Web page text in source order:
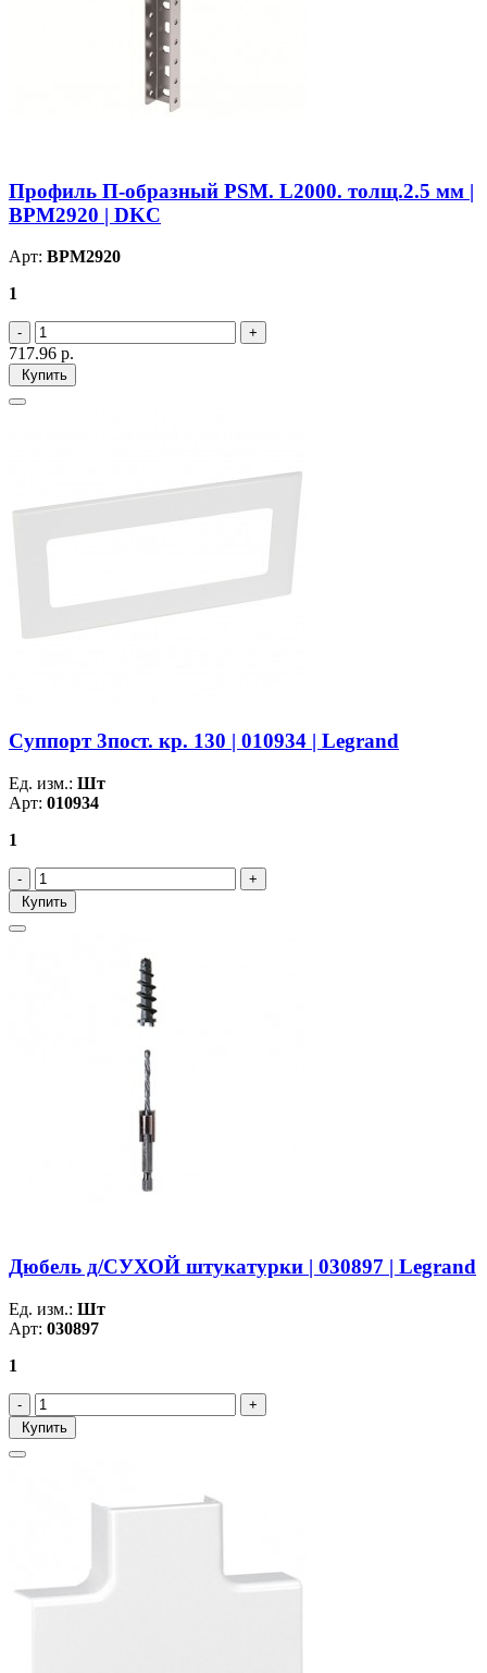
Профиль П-образный PSM. L2000. толщ.2.5 мм |
BPM2920 | DKC
Арт: BPM2920
1
717.96 р.
Купить
Суппорт 3пост. кр. 130 | 010934 | Legrand
Ед. изм.: Шт
Арт: 010934
1
Купить
Дюбель д/СУХОЙ штукатурки | 030897 | Legrand
Ед. изм.: Шт
Арт: 030897
1
Купить